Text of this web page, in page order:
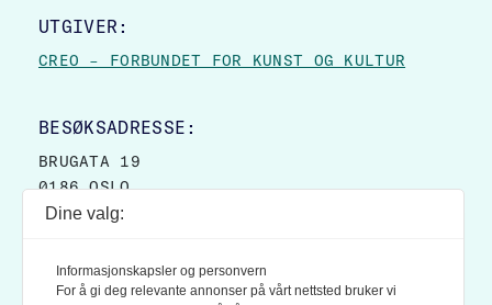
UTGIVER:
CREO – FORBUNDET FOR KUNST OG KULTUR
BESØKSADRESSE:
BRUGATA 19
0186 OSLO
POSTBOKS 9007 GRØNLAND
0133 OSLO
Dine valg:
Informasjonskapsler og personvern
For å gi deg relevante annonser på vårt nettsted bruker vi